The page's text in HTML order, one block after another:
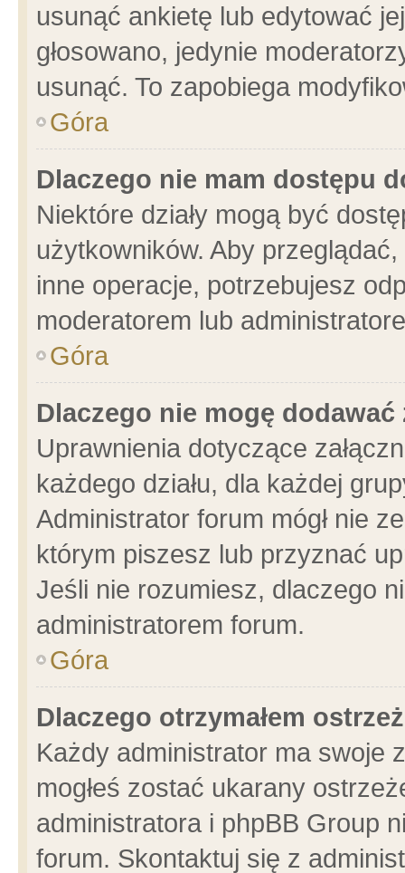
usunąć ankietę lub edytować
głosowano, jedynie
usunąć. To zapobiega
Góra
Dlaczego nie mam dostępu
Niektóre działy mogą być
użytkowników. Aby
inne operacje, potrzebujesz
moderatorem lub
Góra
Dlaczego nie mogę dodawać
Uprawnienia dotyczące
każdego działu, dla każdej
Administrator forum mógł nie
którym piszesz lub przyznać
Jeśli nie rozumiesz, dlaczego
administratorem forum.
Góra
Dlaczego otrzymałem
Każdy administrator ma swoje
mogłeś zostać ukarany
administratora i phpBB Group
forum. Skontaktuj się z